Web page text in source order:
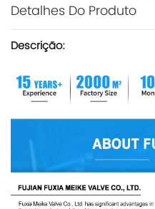
Detalhes Do Produto
Descrição: